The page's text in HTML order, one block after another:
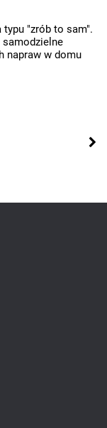
"zrób to sam".
samodzielne
napraw w domu